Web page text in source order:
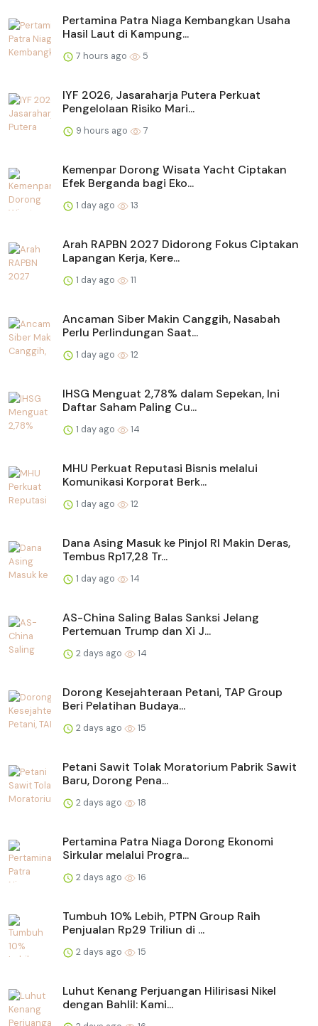
Pertamina Patra Niaga Kembangkan Usaha
Hasil Laut di Kampung...
7 hours ago 5
IYF 2026, Jasaraharja Putera Perkuat
Pengelolaan Risiko Mari...
9 hours ago 7
Kemenpar Dorong Wisata Yacht Ciptakan
Efek Berganda bagi Eko...
1 day ago 13
Arah RAPBN 2027 Didorong Fokus Ciptakan
Lapangan Kerja, Kere...
1 day ago 11
Ancaman Siber Makin Canggih, Nasabah
Perlu Perlindungan Saat...
1 day ago 12
IHSG Menguat 2,78% dalam Sepekan, Ini
Daftar Saham Paling Cu...
1 day ago 14
MHU Perkuat Reputasi Bisnis melalui
Komunikasi Korporat Berk...
1 day ago 12
Dana Asing Masuk ke Pinjol RI Makin Deras,
Tembus Rp17,28 Tr...
1 day ago 14
AS-China Saling Balas Sanksi Jelang
Pertemuan Trump dan Xi J...
2 days ago 14
Dorong Kesejahteraan Petani, TAP Group
Beri Pelatihan Budaya...
2 days ago 15
Petani Sawit Tolak Moratorium Pabrik Sawit
Baru, Dorong Pena...
2 days ago 18
Pertamina Patra Niaga Dorong Ekonomi
Sirkular melalui Progra...
2 days ago 16
Tumbuh 10% Lebih, PTPN Group Raih
Penjualan Rp29 Triliun di ...
2 days ago 15
Luhut Kenang Perjuangan Hilirisasi Nikel
dengan Bahlil: Kami...